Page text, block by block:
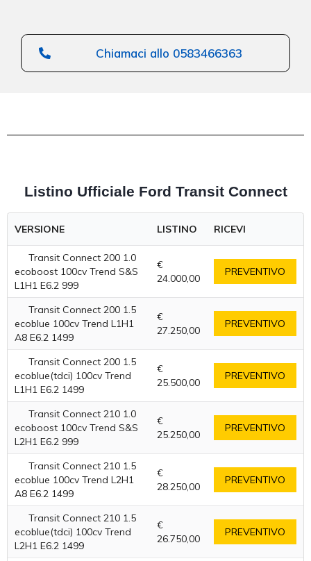
Chiamaci allo 0583466363
Listino Ufficiale Ford Transit Connect
VERSIONE LISTINO RICEVI
Transit Connect 200 1.0
ecoboost 100cv Trend S&S
L1H1 E6.2 999
€
24.000,00
PREVENTIVO
Transit Connect 200 1.5
ecoblue 100cv Trend L1H1
A8 E6.2 1499
€
27.250,00
PREVENTIVO
Transit Connect 200 1.5
ecoblue(tdci) 100cv Trend
L1H1 E6.2 1499
€
25.500,00
PREVENTIVO
Transit Connect 210 1.0
ecoboost 100cv Trend S&S
L2H1 E6.2 999
€
25.250,00
PREVENTIVO
Transit Connect 210 1.5
ecoblue 100cv Trend L2H1
A8 E6.2 1499
€
28.250,00
PREVENTIVO
Transit Connect 210 1.5
ecoblue(tdci) 100cv Trend
L2H1 E6.2 1499
€
26.750,00
PREVENTIVO